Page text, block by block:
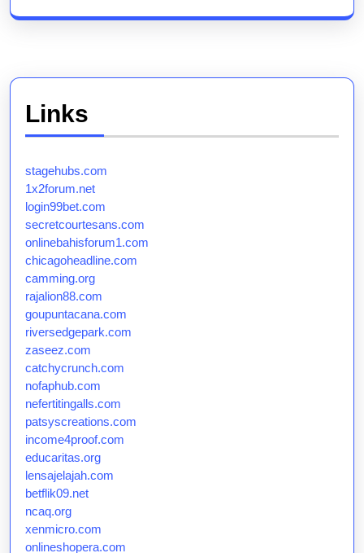
Links
stagehubs.com
1x2forum.net
login99bet.com
secretcourtesans.com
onlinebahisforum1.com
chicagoheadline.com
camming.org
rajalion88.com
goupuntacana.com
riversedgepark.com
zaseez.com
catchycrunch.com
nofaphub.com
nefertitingalls.com
patsyscreations.com
income4proof.com
educaritas.org
lensajelajah.com
betflik09.net
ncaq.org
xenmicro.com
onlineshopera.com